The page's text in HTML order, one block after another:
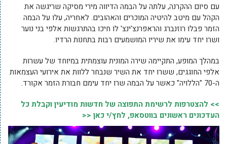
עם סיום ההקרנה, עלתה על הבמה הדיווה מירי מסיקה שריגשה את
הקהל עם מיטב להיטיה המוכרים והאהובים. לאחריה, עלו על הבמה
הזמר פבלו רוזנברג והראפרנצ'ינצ' לו חיכו בהתרגשות אלפי בני נוער
ושרו יחד עימו את שיריו המושמעים רבות בתחנות הרדיו.
במהלך המופע, התקיימה שירה המונית עוצמתית במיוחד של עשרות
אלפי החוגגים, ששרו יחד את השיר שנבחר ללוות את אירועי העצמאות
ה-70 "הללויה" כאשר על הבמה שרו יחד עימם חבורת הזמר אקורד.
>> להצטרפות לרשימת התפוצה של חדשות מודיעין וקבלת כל
העדכונים ראשונים בווטסאפ, לחץ/י כאן <<